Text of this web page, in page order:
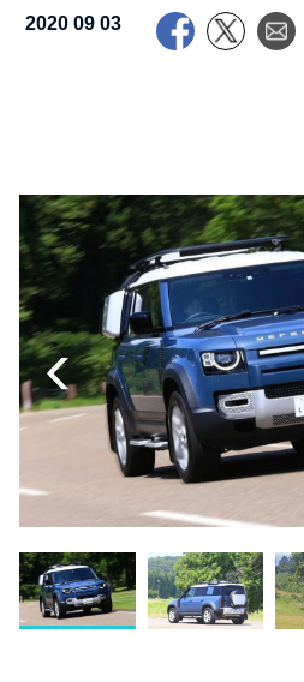
2020 09 03